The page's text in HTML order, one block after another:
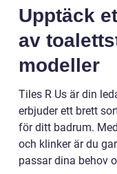
Upptäck
av
modeller
Tiles R Us är din
erbjuder ett brett
för ditt badrum.
och klinker är du
passar dina behov